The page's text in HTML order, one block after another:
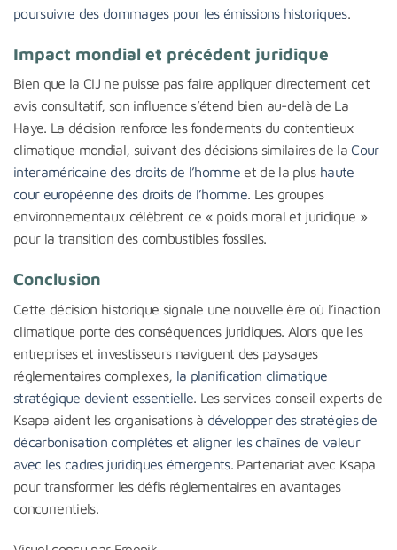
poursuivre des dommages pour les émissions historiques.
Impact mondial et précédent juridique
Bien que la CIJ ne puisse pas faire appliquer directement cet
avis consultatif, son influence s’étend bien au-delà de La
Haye. La décision renforce les fondements du contentieux
climatique mondial, suivant des décisions similaires de la Cour
interaméricaine des droits de l’homme et de la plus haute
cour européenne des droits de l’homme. Les groupes
environnementaux célèbrent ce « poids moral et juridique »
pour la transition des combustibles fossiles.
Conclusion
Cette décision historique signale une nouvelle ère où l’inaction
climatique porte des conséquences juridiques. Alors que les
entreprises et investisseurs naviguent des paysages
réglementaires complexes, la planification climatique
stratégique devient essentielle. Les services conseil experts de
Ksapa aident les organisations à développer des stratégies de
décarbonisation complètes et aligner les chaînes de valeur
avec les cadres juridiques émergents. Partenariat avec Ksapa
pour transformer les défis réglementaires en avantages
concurrentiels.